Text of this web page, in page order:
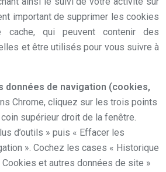
important de supprimer les cookies
qui peuvent contenir des
et être utilisés pour vous suivre à
données de navigation (cookies,
Chrome, cliquez sur les trois points
supérieur droit de la fenêtre.
d’outils » puis « Effacer les
». Cochez les cases « Historique
Cookies et autres données de site »